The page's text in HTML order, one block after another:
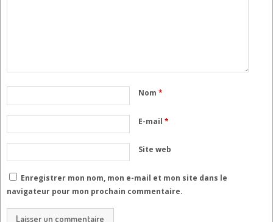
Nom *
E-mail *
Site web
Enregistrer mon nom, mon e-mail et mon site dans le
navigateur pour mon prochain commentaire.